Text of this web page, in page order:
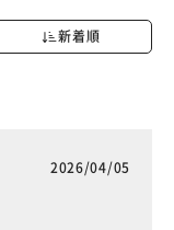
新着順
2026/04/05